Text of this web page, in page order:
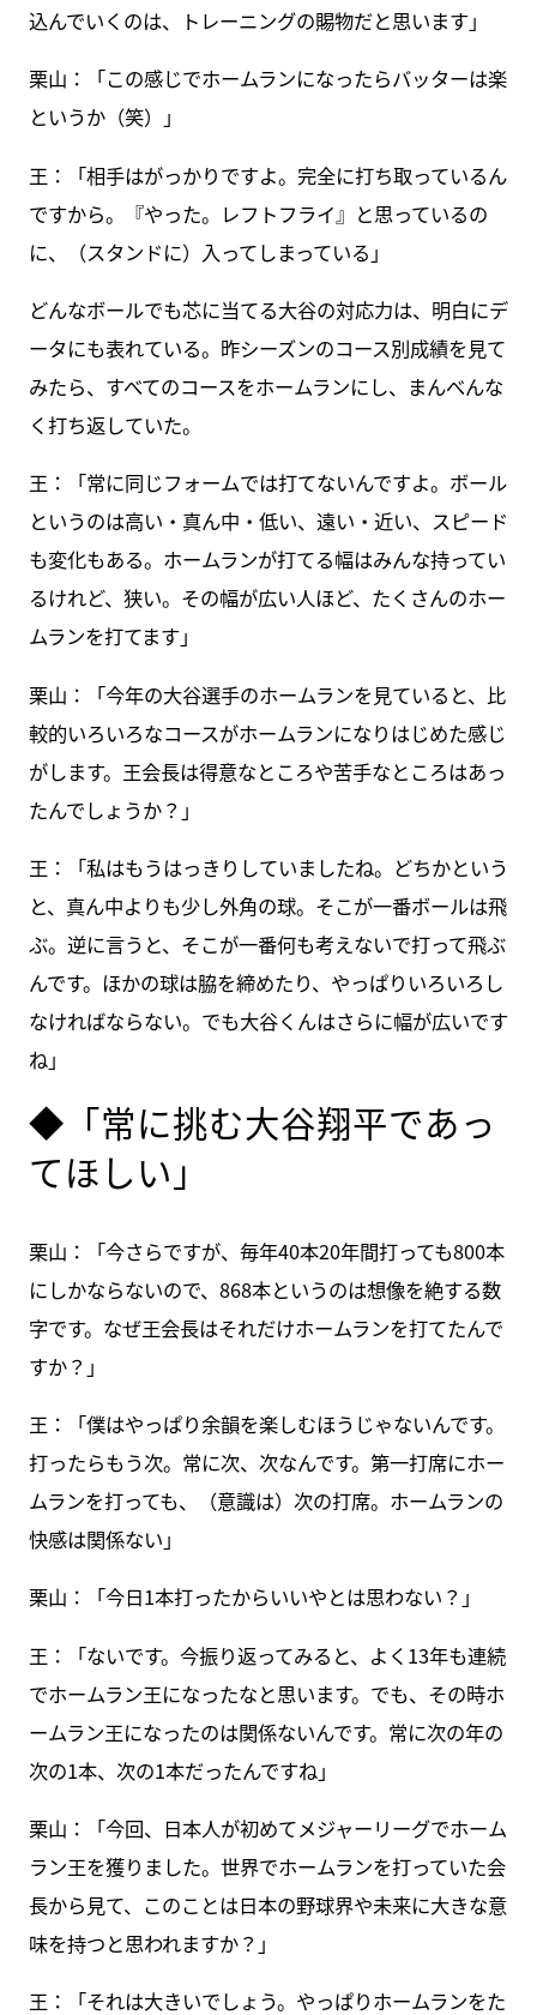
込んでいくのは、トレーニングの賜物だと思います」
栗山：「この感じでホームランになったらバッターは楽
というか（笑）」
王：「相手はがっかりですよ。完全に打ち取っているん
ですから。『やった。レフトフライ』と思っているの
に、（スタンドに）入ってしまっている」
どんなボールでも芯に当てる大谷の対応力は、明白にデ
ータにも表れている。昨シーズンのコース別成績を見て
みたら、すべてのコースをホームランにし、まんべんな
く打ち返していた。
王：「常に同じフォームでは打てないんですよ。ボール
というのは高い・真ん中・低い、遠い・近い、スピード
も変化もある。ホームランが打てる幅はみんな持ってい
るけれど、狭い。その幅が広い人ほど、たくさんのホー
ムランを打てます」
栗山：「今年の大谷選手のホームランを見ていると、比
較的いろいろなコースがホームランになりはじめた感じ
がします。王会長は得意なところや苦手なところはあっ
たんでしょうか？」
王：「私はもうはっきりしていましたね。どちかという
と、真ん中よりも少し外角の球。そこが一番ボールは飛
ぶ。逆に言うと、そこが一番何も考えないで打って飛ぶ
んです。ほかの球は脇を締めたり、やっぱりいろいろし
なければならない。でも大谷くんはさらに幅が広いです
ね」
◆「常に挑む大谷翔平であっ
てほしい」
栗山：「今さらですが、毎年40本20年間打っても800本
にしかならないので、868本というのは想像を絶する数
字です。なぜ王会長はそれだけホームランを打てたんで
すか？」
王：「僕はやっぱり余韻を楽しむほうじゃないんです。
打ったらもう次。常に次、次なんです。第一打席にホー
ムランを打っても、（意識は）次の打席。ホームランの
快感は関係ない」
栗山：「今日1本打ったからいいやとは思わない？」
王：「ないです。今振り返ってみると、よく13年も連続
でホームラン王になったなと思います。でも、その時ホ
ームラン王になったのは関係ないんです。常に次の年の
次の1本、次の1本だったんですね」
栗山：「今回、日本人が初めてメジャーリーグでホーム
ラン王を獲りました。世界でホームランを打っていた会
長から見て、このことは日本の野球界や未来に大きな意
味を持つと思われますか？」
王：「それは大きいでしょう。やっぱりホームランをた